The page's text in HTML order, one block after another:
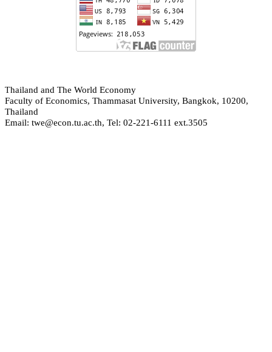
Thailand and The World Economy
Faculty of Economics, Thammasat University, Bangkok, 10200,
Thailand
Email: twe@econ.tu.ac.th, Tel: 02-221-6111 ext.3505